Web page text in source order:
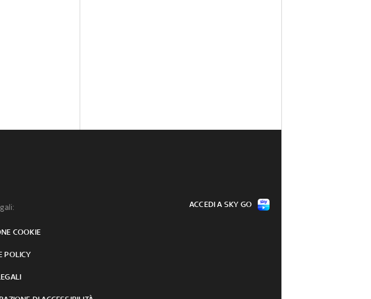
COOKIE
POLICY
ACCEDI A SKY GO